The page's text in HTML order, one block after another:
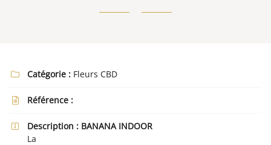
Recopier le code ci-contre
l'adresse email indiqué ci-dessus. Vous pouvez vous désinscrire à tout moment en
utilisantle formulaire de désinscription.
 Catégorie : Fleurs CBD
 Référence :
 Description : BANANA INDOOR
La